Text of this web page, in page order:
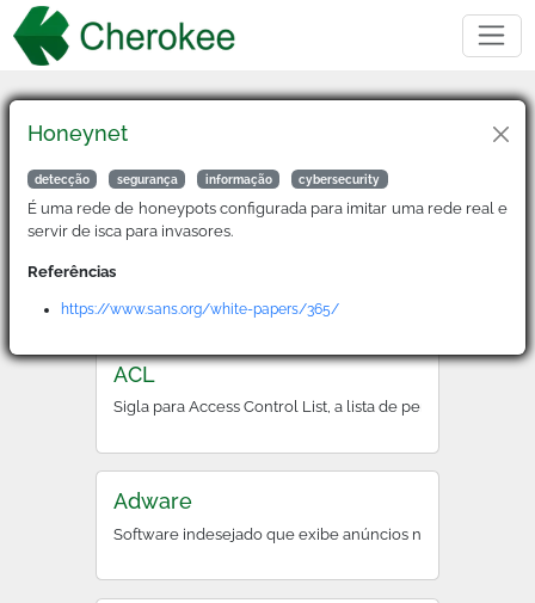
2FA
Sigla para Two-Factor Authentication, é um método de
ACL
Sigla para Access Control List, a lista de permissões que
Adware
Software indesejado que exibe anúncios no dispositivo
Honeynet
detecção segurança informação cybersecurity
É uma rede de honeypots configurada para imitar uma rede real e
servir de isca para invasores.
Referências
https://www.sans.org/white-papers/365/